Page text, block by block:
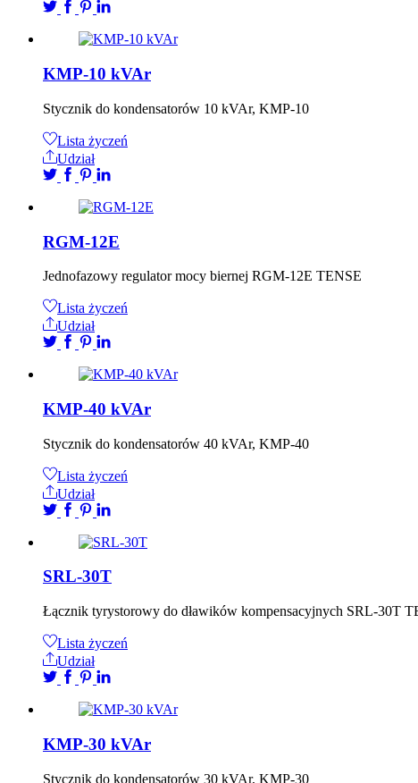
KMP-10 kVAr
Stycznik do kondensatorów 10 kVAr, KMP-10
Lista życzeń
Udział
RGM-12E
Jednofazowy regulator mocy biernej RGM-12E TENSE
Lista życzeń
Udział
KMP-40 kVAr
Stycznik do kondensatorów 40 kVAr, KMP-40
Lista życzeń
Udział
SRL-30T
Łącznik tyrystorowy do dławików kompensacyjnych SRL-30T
Lista życzeń
Udział
KMP-30 kVAr
Stycznik do kondensatorów 30 kVAr, KMP-30